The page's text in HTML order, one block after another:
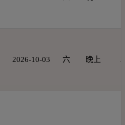
2026-10-03 六 晚上